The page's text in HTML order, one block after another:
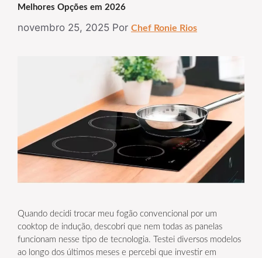
Melhores Opções em 2026
novembro 25, 2025 Por Chef Ronie Rios
Quando decidi trocar meu fogão convencional por um
cooktop de indução, descobri que nem todas as panelas
funcionam nesse tipo de tecnologia. Testei diversos modelos
ao longo dos últimos meses e percebi que investir em